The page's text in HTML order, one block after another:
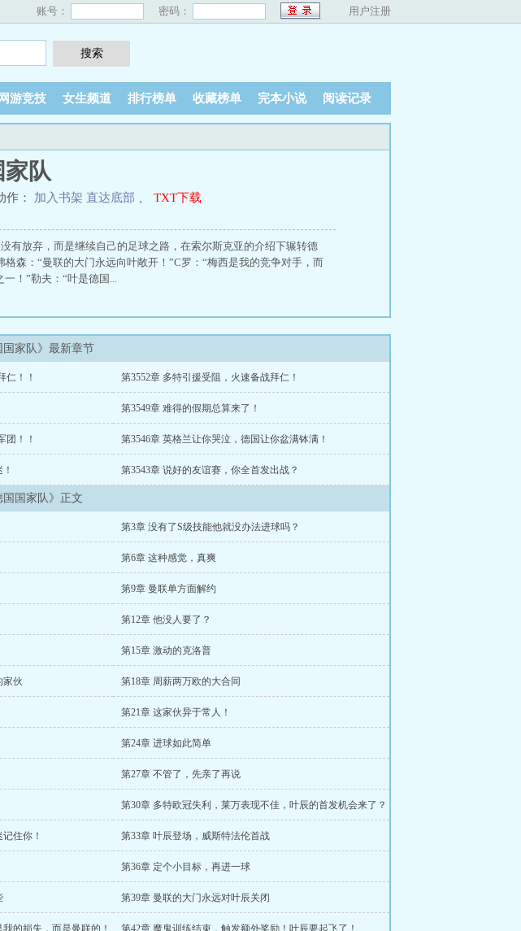
账号： 密码： 用户注册
网游竞技 女生频道 排行榜单 收藏榜单 完本小说 阅读记录
队
作： 加入书架 直达底部
TXT下载
有放弃，而是继续自己的足球之路，在索尔斯克亚的介绍下辗转德
森：“曼联的大门永远向叶敞开！”C罗：“梅西是我的竞争对手，而
！”勒夫：“叶是德国...
国家队》最新章节
仁！！ 第3552章 多特引援受阻，火速备战拜仁！
第3549章 难得的假期总算来了！
团！！ 第3546章 英格兰让你哭泣，德国让你盆满钵满！
第3543章 说好的友谊赛，你全首发出战？
国国家队》正文
第3章 没有了S级技能他就没办法进球吗？
第6章 这种感觉，真爽
第9章 曼联单方面解约
第12章 他没人要了？
第15章 激动的克洛普
家伙 第18章 周薪两万欧的大合同
第21章 这家伙异于常人！
第24章 进球如此简单
第27章 不管了，先亲了再说
第30章 多特欧冠失利，莱万表现不佳，叶辰的首发机会来了？
住你！ 第33章 叶辰登场，威斯特法伦首战
第36章 定个小目标，再进一球
第39章 曼联的大门永远对叶辰关闭
的损失，而是曼联的！ 第42章 魔鬼训练结束，触发额外奖励！叶辰要起飞了！